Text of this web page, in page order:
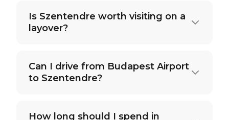
Is Szentendre worth visiting on a
layover?
Can I drive from Budapest Airport
to Szentendre?
How long should I spend in